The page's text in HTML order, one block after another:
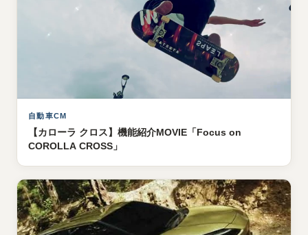
自動車CM
【カローラ クロス】機能紹介MOVIE「Focus on
COROLLA CROSS」